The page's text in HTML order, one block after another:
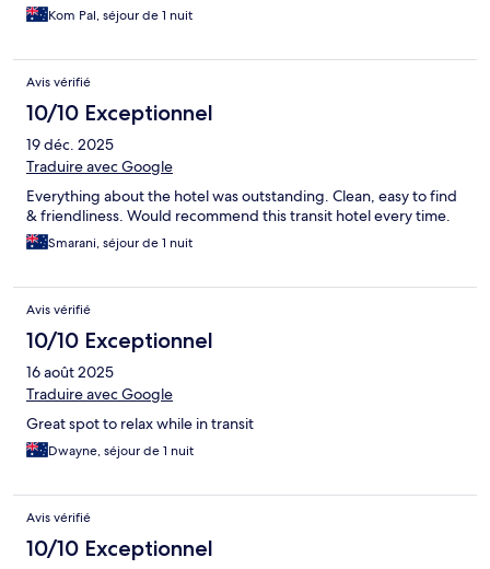
Kom Pal, séjour de 1 nuit
Avis vérifié
10/10 Exceptionnel
19 déc. 2025
Traduire avec Google
Everything about the hotel was outstanding. Clean, easy to find
& friendliness. Would recommend this transit hotel every time.
Smarani, séjour de 1 nuit
Avis vérifié
10/10 Exceptionnel
16 août 2025
Traduire avec Google
Great spot to relax while in transit
Dwayne, séjour de 1 nuit
Avis vérifié
10/10 Exceptionnel